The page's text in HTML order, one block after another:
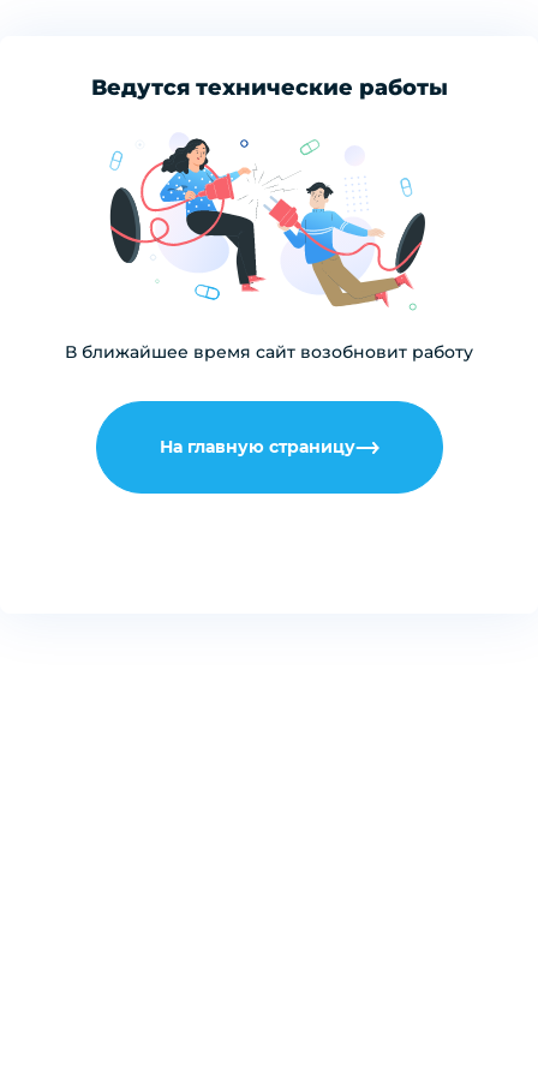
Ведутся технические работы
В ближайшее время сайт возобновит работу
На главную страницу